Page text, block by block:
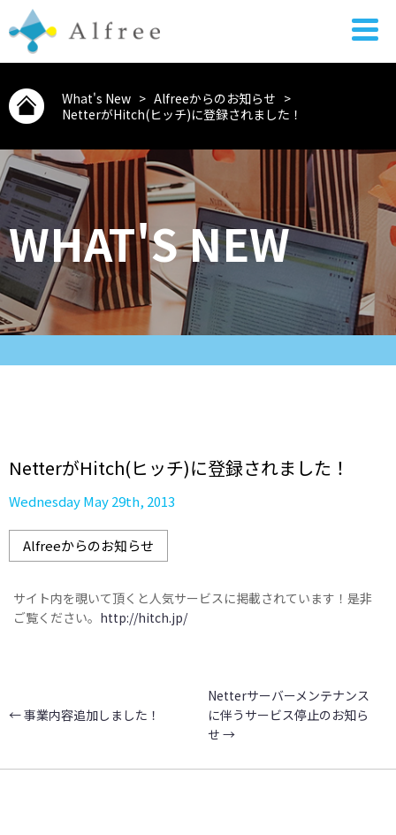
What's New > Alfreeからのお知らせ >
NetterがHitch(ヒッチ)に登録されました！
WHAT'S NEW
NetterがHitch(ヒッチ)に登録されました！
Wednesday May 29th, 2013
Alfreeからのお知らせ
サイト内を覗いて頂くと人気サービスに掲載されています！是非
ご覧ください。 http://hitch.jp/
←事業内容追加しました！
Netterサーバーメンテナンス
に伴うサービス停止のお知ら
せ→